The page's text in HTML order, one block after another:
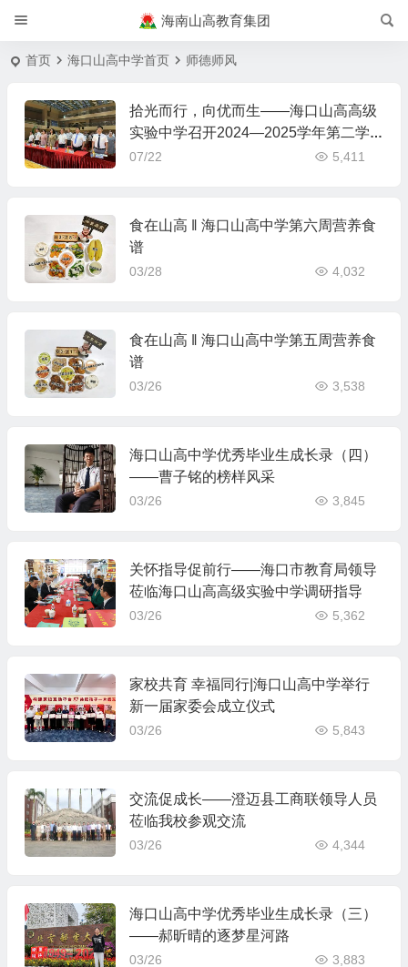
海南山高教育集团
首页 海口山高中学首页 师德师风
拾光而行，向优而生——海口山高高级
实验中学召开2024—2025学年第二学
期期末总结大会
07/22 5,411
食在山高 ‖ 海口山高中学第六周营养食
谱
03/28 4,032
食在山高 ‖ 海口山高中学第五周营养食
谱
03/26 3,538
海口山高中学优秀毕业生成长录（四）
——曹子铭的榜样风采
03/26 3,845
关怀指导促前行——海口市教育局领导
莅临海口山高高级实验中学调研指导
03/26 5,362
家校共育 幸福同行|海口山高中学举行
新一届家委会成立仪式
03/26 5,843
交流促成长——澄迈县工商联领导人员
莅临我校参观交流
03/26 4,344
海口山高中学优秀毕业生成长录（三）
——郝昕晴的逐梦星河路
03/26 3,883